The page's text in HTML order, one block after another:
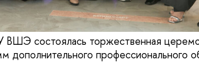
состоялась торжественная
дополнительного профессионального